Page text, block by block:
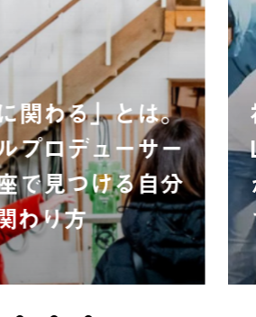
関わる」とは。
プロデューサー
で見つける自分
わり方